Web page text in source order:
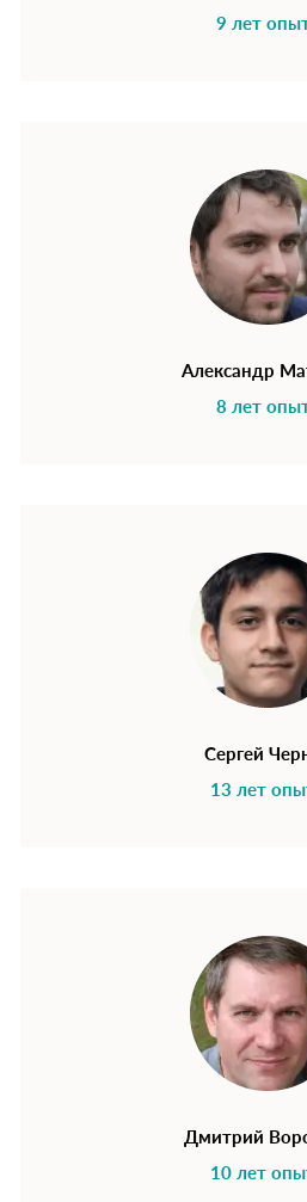
9 лет
Александр
8 лет
Сергей
13 лет
Дмитрий
10 лет